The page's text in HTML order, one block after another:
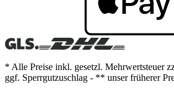
* Alle Preise inkl. gesetzl. Mehrwertsteuer
ggf. Sperrgutzuschlag - ** unser früherer